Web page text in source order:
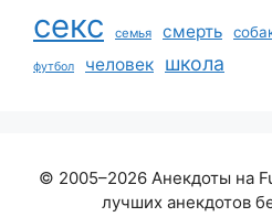
секс семья смерть
футбол человек школа
© 2005–2026 Анекдоты на
лучших анекдотов